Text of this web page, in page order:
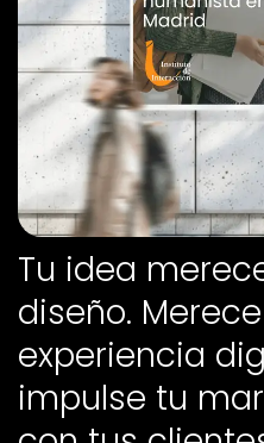
Tu idea
diseño.
experiencia
impulse tu